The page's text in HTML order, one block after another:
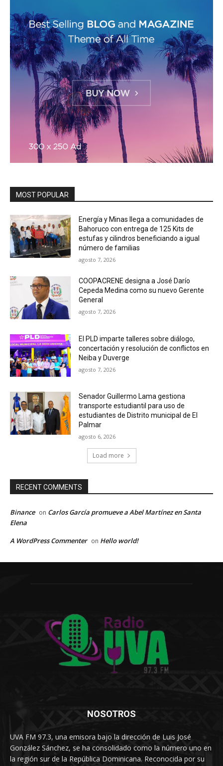
MOST POPULAR
Energía y Minas llega a comunidades de
Bahoruco con entrega de 125 Kits de
estufas y cilindros beneficiando a igual
número de familias
agosto 7, 2026
COOPACRENE designa a José Darío
Cepeda Medina como su nuevo Gerente
General
agosto 7, 2026
El PLD imparte talleres sobre diálogo,
concertación y resolución de conflictos en
Neiba y Duverge
agosto 7, 2026
Senador Guillermo Lama gestiona
transporte estudiantil para uso de
estudiantes de Distrito municipal de El
Palmar
agosto 6, 2026
Load more
RECENT COMMENTS
Binance on Carlos García promueve a Abel Martínez en Santa
Elena
A WordPress Commenter on Hello world!
NOSOTROS
UVA FM 97.3, una emisora bajo la dirección de Luis José
González Sánchez, se ha consolidado como la número uno en
la región sur de la República Dominicana. Reconocida por su